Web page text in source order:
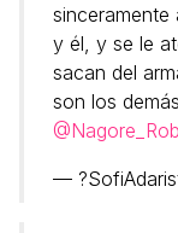
sinceramente
y él, y se le
sacan del
son los
—